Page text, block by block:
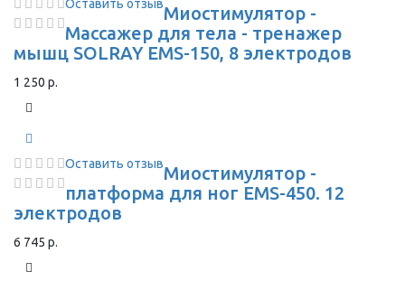
Оставить отзывМиостимулятор -
Массажер для тела - тренажер
мышц SOLRAY EMS-150, 8 электродов
1 250 р.
Оставить отзывМиостимулятор -
платформа для ног EMS-450. 12
электродов
6 745 р.